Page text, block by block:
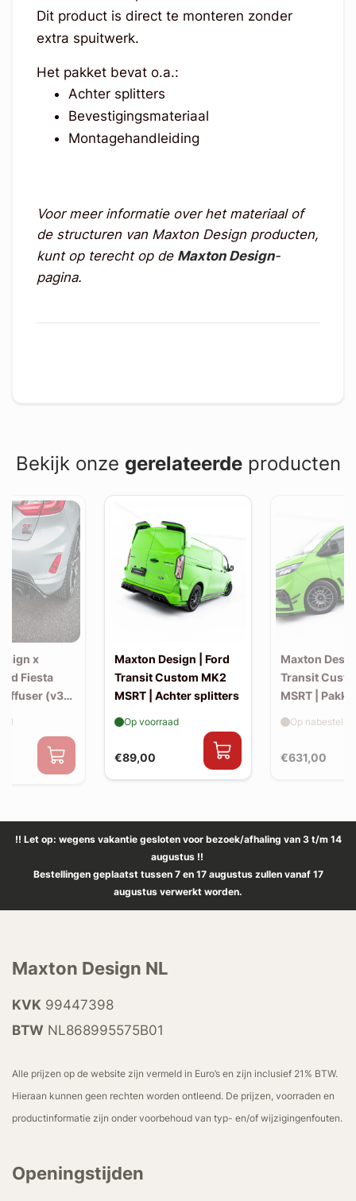
Dit product is direct te monteren zonder
extra spuitwerk.
Het pakket bevat o.a.:
Achter splitters
Bevestigingsmateriaal
Montagehandleiding
Voor meer informatie over het materiaal of
de structuren van Maxton Design producten,
kunt op terecht op de Maxton Design-
pagina.
Bekijk onze gerelateerdeproducten
x
Fiesta
(v3)
Maxton Design | Ford
Transit Custom MK2
MSRT | Achter splitters
€89,00
Op voorraad
Maxton
Transit
MSRT |
€631,00
Op
!! Let op: wegens vakantie gesloten voor bezoek/afhaling van 3 t/m 14
augustus !!
Bestellingen geplaatst tussen 7 en 17 augustus zullen vanaf 17
augustus verwerkt worden.
Maxton Design NL
KVK 99447398
BTW NL868995575B01
Alle prijzen op de website zijn vermeld in Euro’s en zijn inclusief 21% BTW.
Hieraan kunnen geen rechten worden ontleend. De prijzen, voorraden en
productinformatie zijn onder voorbehoud van typ- en/of wijzigingenfouten.
Openingstijden